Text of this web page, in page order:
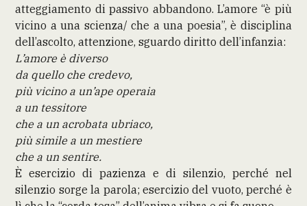
atteggiamento di passivo abbandono. L’amore “è più
vicino a una scienza/ che a una poesia”, è disciplina
dell’ascolto, attenzione, sguardo diritto dell’infanzia:
L’amore è diverso
da quello che credevo,
più vicino a un’ape operaia
a un tessitore
che a un acrobata ubriaco,
più simile a un mestiere
che a un sentire.
È esercizio di pazienza e di silenzio, perché nel
silenzio sorge la parola; esercizio del vuoto, perché è